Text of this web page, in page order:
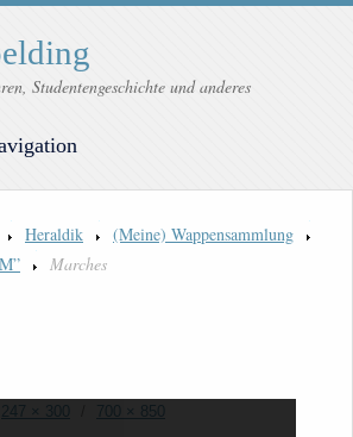
Studentengeschichte und anderes
Heraldik
(Meine) Wappensammlung
Marches
247 × 300 700 × 850